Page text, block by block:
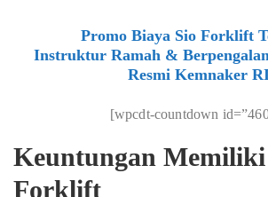
Promo Biaya Sio Forklift
Instruktur Ramah &
Resmi Kemnaker
[wpcdt-countdown
Keuntungan Memiliki
Forklift